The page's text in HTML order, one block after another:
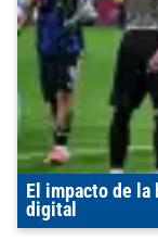
El impacto de
digital